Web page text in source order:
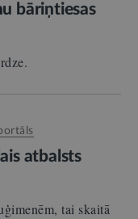
bāriņtiesas
atbalsts
tai skaitā